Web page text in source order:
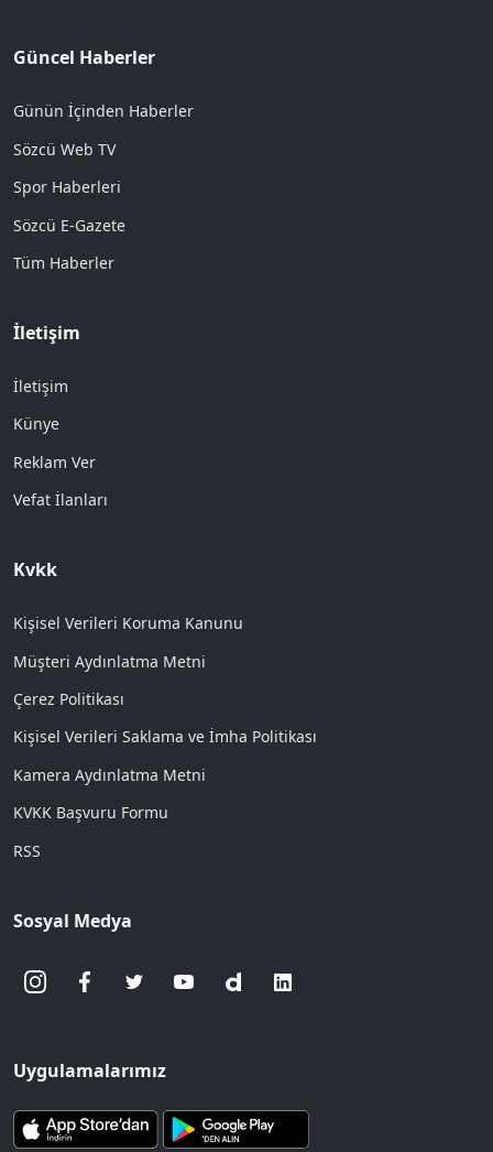
Güncel Haberler
Günün İçinden Haberler
Sözcü Web TV
Spor Haberleri
Sözcü E-Gazete
Tüm Haberler
İletişim
İletişim
Künye
Reklam Ver
Vefat İlanları
Kvkk
Kişisel Verileri Koruma Kanunu
Müşteri Aydınlatma Metni
Çerez Politikası
Kişisel Verileri Saklama ve İmha Politikası
Kamera Aydınlatma Metni
KVKK Başvuru Formu
RSS
Sosyal Medya
Uygulamalarımız